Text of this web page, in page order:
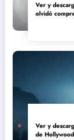
Ver y
olvidó
Ver y
de Hollywood